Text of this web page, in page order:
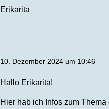
Erikarita
10. Dezember 2024 um 10:46
Hallo Erikarita!
Hier hab ich Infos zum Thema